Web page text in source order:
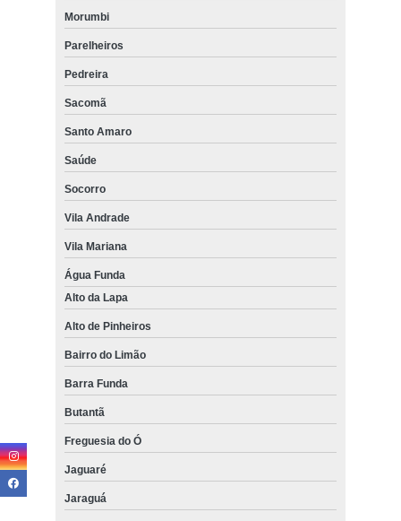
Morumbi
Parelheiros
Pedreira
Sacomã
Santo Amaro
Saúde
Socorro
Vila Andrade
Vila Mariana
Água Funda
Alto da Lapa
Alto de Pinheiros
Bairro do Limão
Barra Funda
Butantã
Freguesia do Ó
Jaguaré
Jaraguá